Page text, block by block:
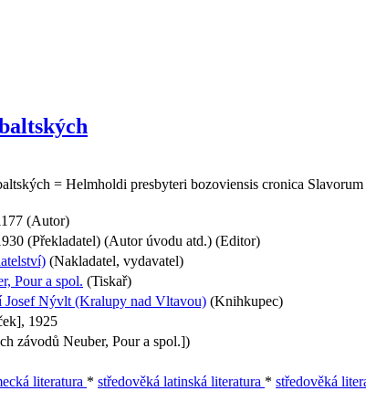
= Helmholdi presbyteri bozoviensis cronica
(Autor)
(Překladatel) (Autor úvodu atd.) (Editor)
(Nakladatel, vydavatel)
Pour a spol. (Tiskař)
Josef Nývlt (Kralupy nad Vltavou) (Knihkupec)
1925
závodů Neuber, Pour a spol.])
literatura * středověká latinská literatura * středověká